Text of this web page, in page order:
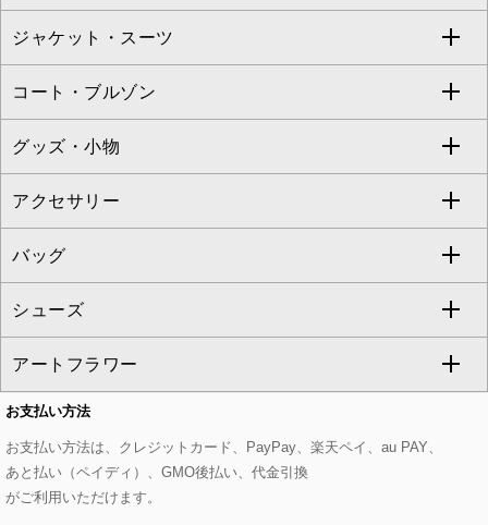
eur3
Maison de CINQ
ニット・セーター
カーディガン
アンサンブルセット
ベスト・ジレ
パーカー
タンクトップ・キャミソール
スウェット・ジャージー
その他のトップス
ドレス
チュニック
ジャンパースカート
その他のワンピース・ドレス
フルレングスパンツ
クロップド・半端丈パンツ
ガウチョ・ワイドパンツ
ハーフ・ショート丈パンツ
サロペット・オールインワン
その他のパンツ
すべてのスカート
ロング・マキシ丈スカート
ひざ丈スカート
ミモレ丈スカート
ショート・ミニ丈スカート
その他のスカート
ジャケット・スーツ
すべてのジャケット・スーツ
テーラードジャケット
ノーカラージャケット
セットアップ
セットアップジャケット
セットアップパンツ
セットアップスカート
セットアップワンピース
コート・ブルゾン
すべてのコート・ブルゾン
トレンチコート
ピーコート
ダッフルコート
チェスターコート
モッズコート
ステンカラーコート
グッズ・小物
すべてのグッズ・小物
マスク
ストール・マフラー・スヌード
ベルト・サスペンダー
帽子
ヘアアクセサリー
アクセサリー
すべてのアクセサリー
ネックレス
ピアス・イヤリング
ブレスレット・バングル
ブローチ・コサージュ
バッグ
すべてのバッグ
トートバッグ
ショルダーバッグ
ボストンバッグ
シューズ
すべてのシューズ
パンプス
スニーカー
アートフラワー
すべてのアートフラワー
ローズ
お支払い方法
お支払い方法は、クレジットカード、PayPay、楽天ペイ、au PAY、
あと払い（ペイディ）、GMO後払い、代金引換
がご利用いただけます。